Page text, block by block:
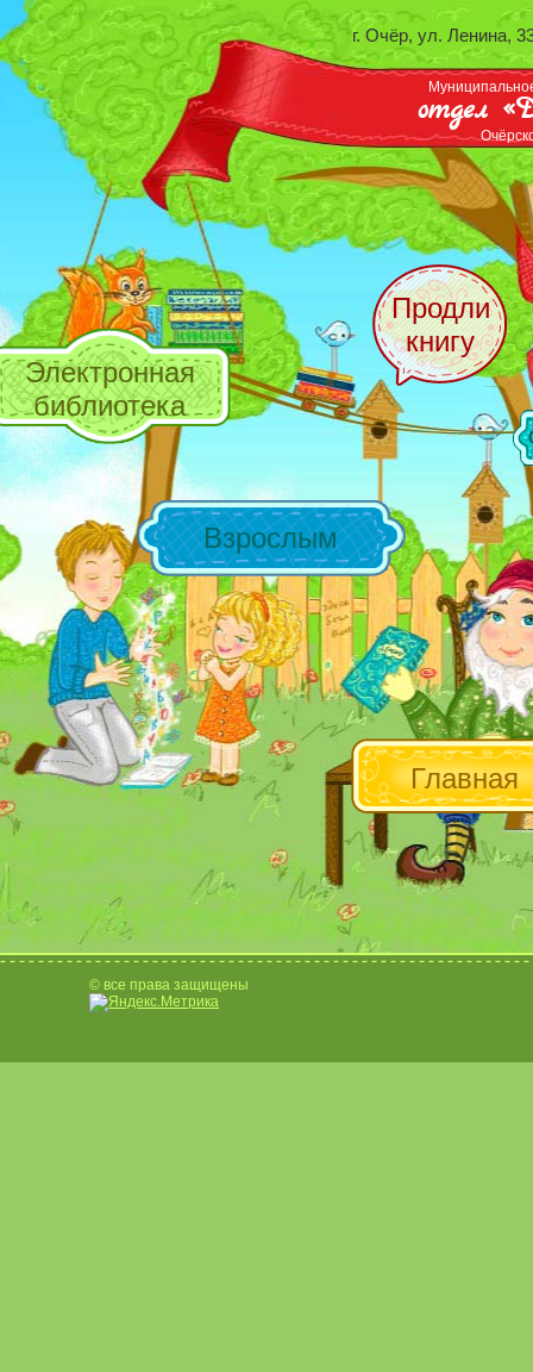
отдел
г. Очёр, ул. Ленина,
Главная
Взрослым
Электронная
библиотека
Продли
книгу
© все права защищены